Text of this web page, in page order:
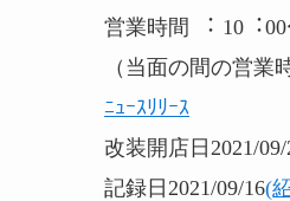
営業時間 ︓
（当面の間の営業
ﾆｭｰｽﾘﾘｰｽ
改装開店日2021/09/
記録日2021/09/16(